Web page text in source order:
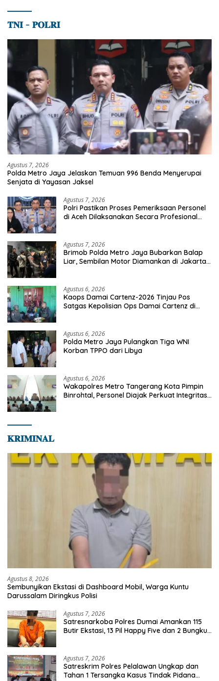
𝐓𝐍𝐈 – 𝐏𝐎𝐋𝐑𝐈
Agustus 7, 2026
Polda Metro Jaya Jelaskan Temuan 996 Benda Menyerupai
Senjata di Yayasan Jaksel
Agustus 7, 2026
Polri Pastikan Proses Pemeriksaan Personel
di Aceh Dilaksanakan Secara Profesional
Agustus 7, 2026
Brimob Polda Metro Jaya Bubarkan Balap
Liar, Sembilan Motor Diamankan di Jakarta
Agustus 6, 2026
Kaops Damai Cartenz-2026 Tinjau Pos
Satgas Kepolisian Ops Damai Cartenz di
Agustus 6, 2026
Polda Metro Jaya Pulangkan Tiga WNI
Korban TPPO dari Libya
Agustus 6, 2026
Wakapolres Metro Tangerang Kota Pimpin
Binrohtal, Personel Diajak Perkuat Integritas
𝐊𝐑𝐈𝐌𝐈𝐍𝐀𝐋
Agustus 8, 2026
Sembunyikan Ekstasi di Dashboard Mobil, Warga Kuntu
Darussalam Diringkus Polisi
Agustus 7, 2026
Satresnarkoba Polres Dumai Amankan 115
Butir Ekstasi, 13 Pil Happy Five dan 2 Bungkus
Agustus 7, 2026
Satreskrim Polres Pelalawan Ungkap dan
Tahan 1 Tersangka Kasus Tindak Pidana